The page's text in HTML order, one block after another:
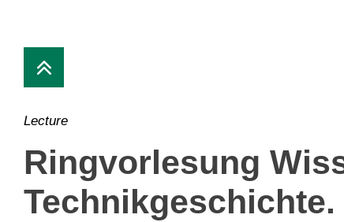
Lecture
Ringvorlesung